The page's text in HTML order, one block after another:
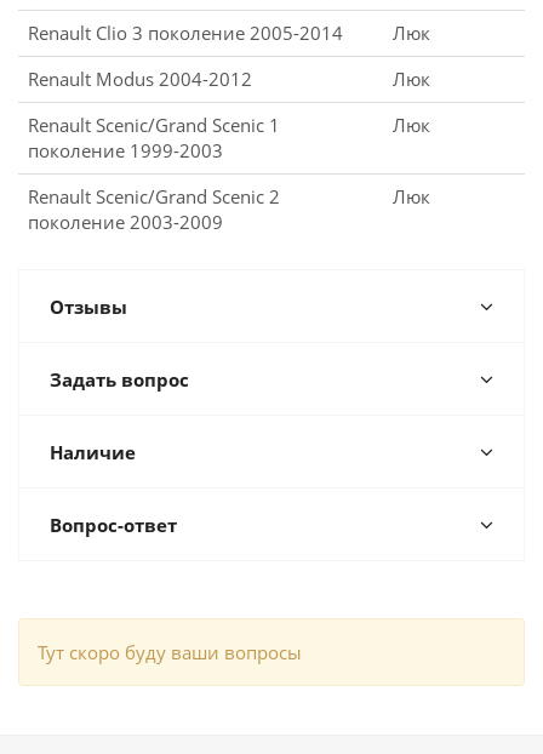
Renault Clio 3 поколение 2005-2014
Люк
Renault Modus 2004-2012
Люк
Renault Scenic/Grand Scenic 1
поколение 1999-2003
Люк
Renault Scenic/Grand Scenic 2
поколение 2003-2009
Люк
Отзывы
Задать вопрос
Наличие
Вопрос-ответ
Тут скоро буду ваши вопросы